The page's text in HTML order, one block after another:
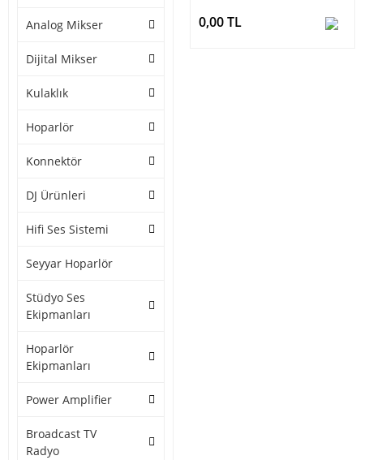
Analog Mikser
Dijital Mikser
Kulaklık
Hoparlör
Konnektör
DJ Ürünleri
Hifi Ses Sistemi
Seyyar Hoparlör
Stüdyo Ses
Ekipmanları
Hoparlör
Ekipmanları
Power Amplifier
Broadcast TV
Radyo
0,00 TL